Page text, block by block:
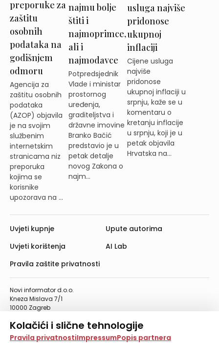
Kolačići i slične tehnologije
Na našoj web stranici koristimo kolačiće i slične
Pravila privatnostiImpressumPopis partnera
preporuke za
zaštitu
osobnih
podataka na
godišnjem
odmoru
Agencija za
zaštitu osobnih
podataka
(AZOP) objavila
je na svojim
službenim
internetskim
stranicama niz
preporuka
kojima se
korisnike
upozorava na ...
najmu bolje
štiti i
najmoprimce,
ali i
najmodavce
Potpredsjednik
Vlade i ministar
prostornog
uređenja,
graditeljstva i
državne imovine
Branko Bačić
predstavio je u
petak detalje
novog Zakona o
najm...
usluga najviše
pridonose
ukupnoj
inflaciji
Cijene usluga
najviše
pridonose
ukupnoj inflaciji u
srpnju, kaže se u
komentaru o
kretanju inflacije
u srpnju, koji je u
petak objavila
Hrvatska na...
Novi informator d.o.o.
Kneza Mislava 7/1
10000 Zagreb
Telefaks: 01/4612-553
info@informator.hr
Uvjeti kupnje
Uvjeti korištenja
Pravila zaštite privatnosti
Upute autorima
AI Lab